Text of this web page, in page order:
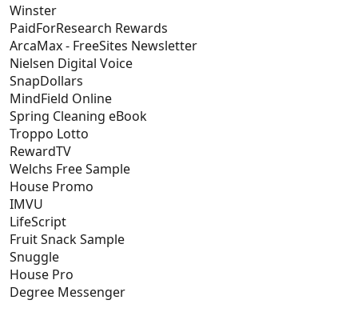
Winster
PaidForResearch Rewards
ArcaMax - FreeSites Newsletter
Nielsen Digital Voice
SnapDollars
MindField Online
Spring Cleaning eBook
Troppo Lotto
RewardTV
Welchs Free Sample
House Promo
IMVU
LifeScript
Fruit Snack Sample
Snuggle
House Pro
Degree Messenger